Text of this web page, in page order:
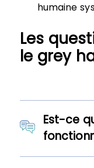
humaine
Les
le grey
Est-ce